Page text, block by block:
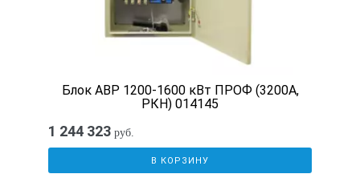
Блок АВР 1200-1600 кВт ПРОФ (3200А,
РКН) 014145
1 244 323 руб.
В КОРЗИНУ